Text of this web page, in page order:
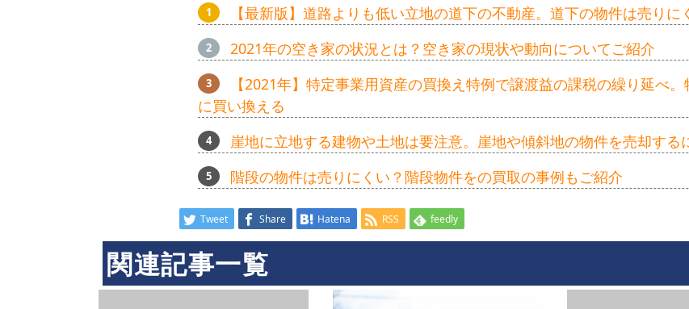
【最新版】道路よりも低い立地の道下の不動産。道下の物件は売りに
2021年の空き家の状況とは？空き家の現状や動向についてご紹介
【2021年】特定事業用資産の買換え特例で譲渡益の課税の繰り延べ
に買い換える
崖地に立地する建物や土地は要注意。崖地や傾斜地の物件を売却する
階段の物件は売りにくい？階段物件をの買取の事例もご紹介
Tweet Share Hatena RSS feedly
関連記事一覧